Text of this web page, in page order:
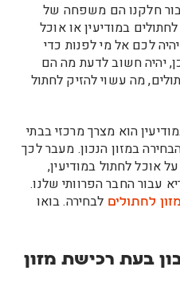
חלקנו הם משפחה של
במודיעין או אוכל
לכם אל מי לפנות כדי
יהיה חשוב לדעת מה הם
מה עשוי להזיק לחתול
הוא מצרך מרכזי בבתי
במזון הנכון. מעבר לכך
אוכל לחתול במודיעין,
עבור החבר הפרוותי שלנו.
מזון לחתולים לבחירה. בואו
בעת רכישת מזון